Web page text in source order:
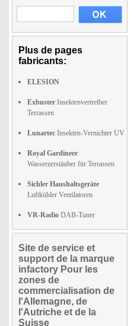
Plus de pages
fabricants:
ELESION
Exbuster Insektenvertreiber
Terrassen
Lunartec Insekten-Vernichter UV
Royal Gardineer
Wasserzerstäuber für Terrassen
Sichler Haushaltsgeräte
Luftkühler Ventilatoren
VR-Radio DAB-Tuner
Site de service et
support de la marque
infactory Pour les
zones de
commercialisation de
l'Allemagne, de
l'Autriche et de la
Suisse